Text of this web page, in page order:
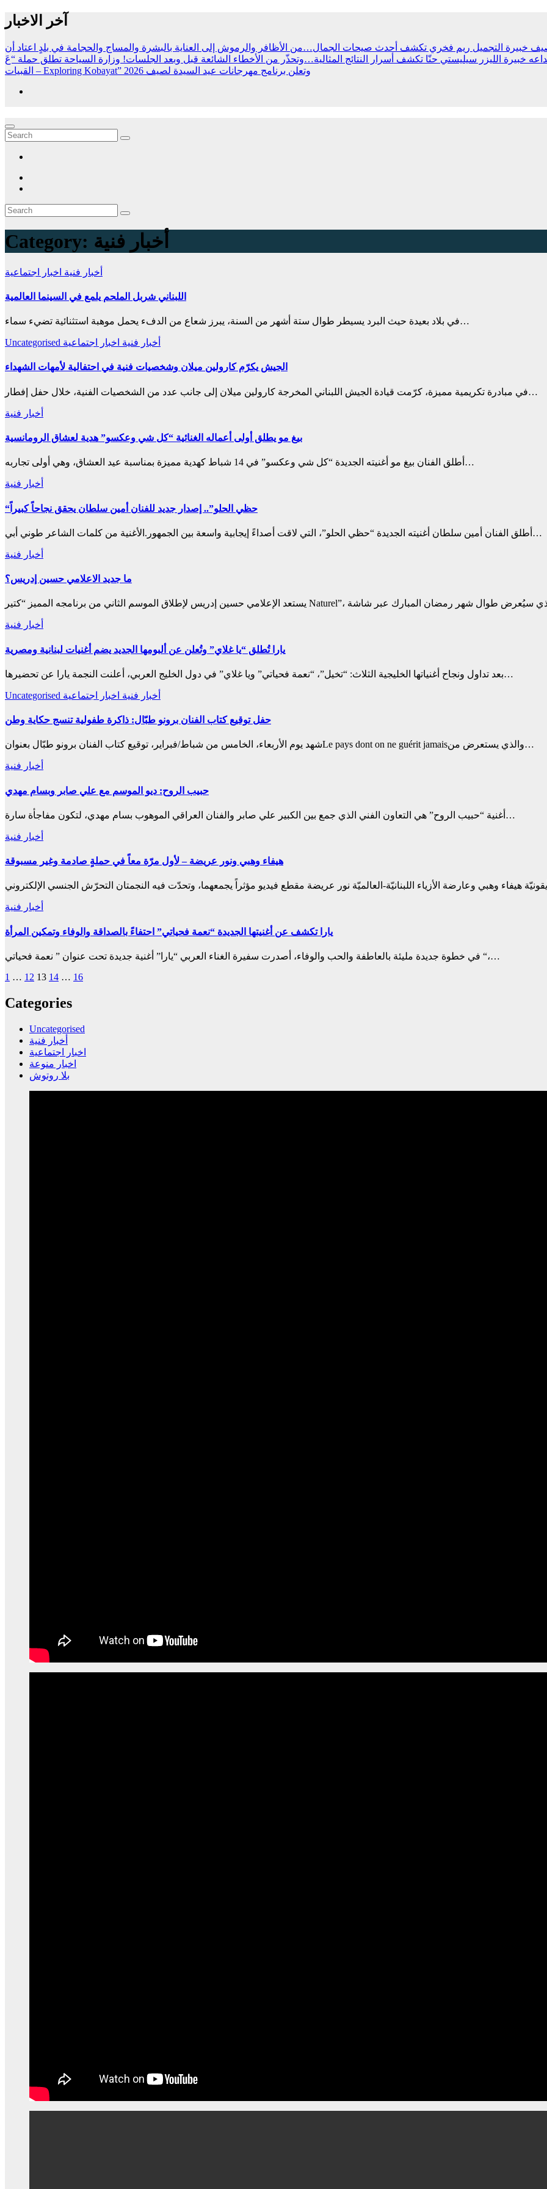
Skip
to
content
آخر الاخبار
خبيرة التجميل ريم فخري تكشف أحدث صيحات الجمال…من الأظافر والرموش إلى العناية بالبشرة والمساج والحجامة في بلدٍ اعتاد أن
خبيرة الليزر سيليستي حنّا تكشف أسرار النتائج المثالية…وتحذّر من الأخطاء الشائعة قبل وبعد الجلسات! وزارة السياحة تطلق حملة “عَ
القبيات – Exploring Kobayat” وتعلن برنامج مهرجانات عيد السيدة لصيف 2026
Category: أخبار فنية
أخبار فنية اخبار اجتماعية
اللبناني شربل الملحم يلمع في السينما العالمية
في بلاد بعيدة حيث البرد يسيطر طوال ستة أشهر من السنة، يبرز شعاع من الدفء يحمل موهبة استثنائية تضيء سماء…
Uncategorised أخبار فنية اخبار اجتماعية
الجيش يكرّم كارولين ميلان وشخصيات فنية في احتفالية لأمهات الشهداء
في مبادرة تكريمية مميزة، كرّمت قيادة الجيش اللبناني المخرجة كارولين ميلان إلى جانب عدد من الشخصيات الفنية، خلال حفل إفطار…
أخبار فنية
بيغ مو يطلق أولى أعماله الغنائية “كل شي وعكسو” هدية لعشاق الرومانسية
أطلق الفنان بيغ مو أغنيته الجديدة “كل شي وعكسو” في 14 شباط كهدية مميزة بمناسبة عيد العشاق، وهي أولى تجاربه…
أخبار فنية
“حظي الحلو”.. إصدار جديد للفنان أمين سلطان يحقق نجاحاً كبيراً
أطلق الفنان أمين سلطان أغنيته الجديدة “حظي الحلو”، التي لاقت أصداءً إيجابية واسعة بين الجمهور.الأغنية من كلمات الشاعر طوني أبي…
أخبار فنية
ما جديد الاعلامي حسين إدريس؟
أخبار فنية
يارا تُطلق “يا غلاي” وتُعلن عن ألبومها الجديد يضم أغنيات لبنانية ومصرية
بعد تداول ونجاح أغنياتها الخليجية الثلاث: “تخيل”، “نعمة فحياتي” ويا غلاي” في دول الخليج العربي، أعلنت النجمة يارا عن تحضيرها…
Uncategorised أخبار فنية اخبار اجتماعية
حفل توقيع كتاب الفنان برونو طبّال: ذاكرة طفولية تنسج حكاية وطن
شهد يوم الأربعاء، الخامس من شباط/فبراير، توقيع كتاب الفنان برونو طبّال بعنوانLe pays dont on ne guérit jamaisوالذي يستعرض من…
أخبار فنية
حبيب الروح: ديو الموسم مع علي صابر وبسام مهدي
أغنية “حبيب الروح” هي التعاون الفني الذي جمع بين الكبير علي صابر والفنان العراقي الموهوب بسام مهدي، لتكون مفاجأة سارة…
أخبار فنية
هيفاء وهبي ونور عريضة – لأول مرّة معاً في حملةٍ صادمة وغير مسبوقة
أخبار فنية
يارا تكشف عن أغنيتها الجديدة “نعمة فحياتي” احتفاءً بالصداقة والوفاء وتمكين المرأة
في خطوة جديدة مليئة بالعاطفة والحب والوفاء، أصدرت سفيرة الغناء العربي “يارا” أغنية جديدة تحت عنوان ” نعمة فحياتي “،…
Posts
pagination
1 … 12 13 14 … 16
Categories
Uncategorised
أخبار فنية
اخبار اجتماعية
اخبار منوعة
بلا روتوش